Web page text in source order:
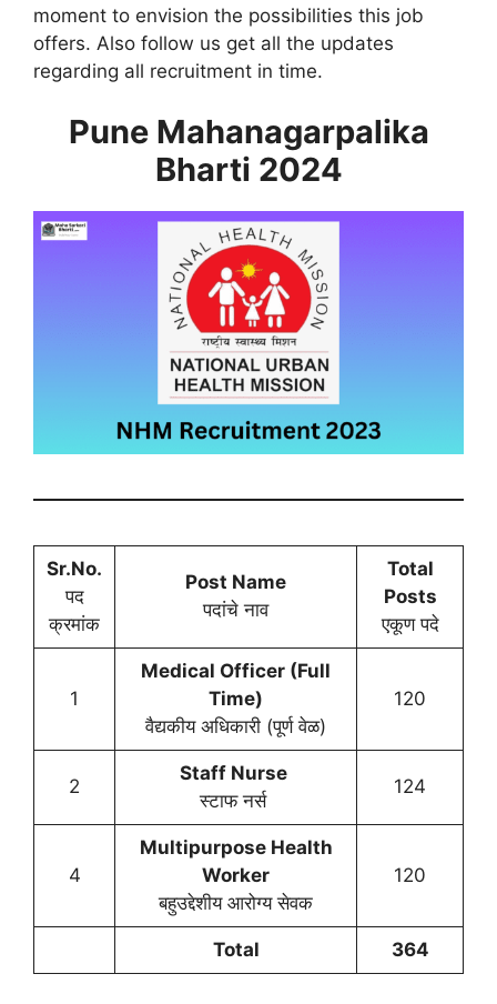
moment to envision the possibilities this job
offers. Also follow us get all the updates
regarding all recruitment in time.
Pune Mahanagarpalika
Bharti 2024
Sr.No.
पद
क्रमांक
Post Name
पदांचे नाव
Total
Posts
एकूण पदे
1
Medical Officer (Full
Time)
वैद्यकीय अधिकारी (पूर्ण वेळ)
120
2
Staff Nurse
स्टाफ नर्स
124
4
Multipurpose Health
Worker
बहुउद्देशीय आरोग्य सेवक
120
Total 364